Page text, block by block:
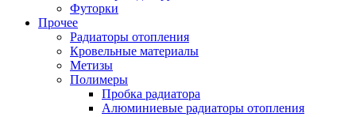
Футорки
Прочее
Радиаторы отопления
Кровельные материалы
Метизы
Полимеры
Пробка радиатора
Алюминиевые радиаторы отопления